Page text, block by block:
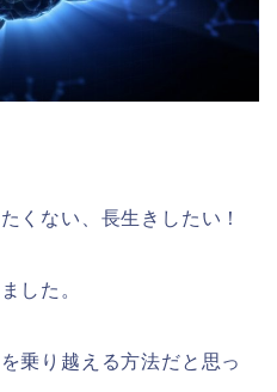
くない、長生きしたい！
した。
乗り越える方法だと思っ